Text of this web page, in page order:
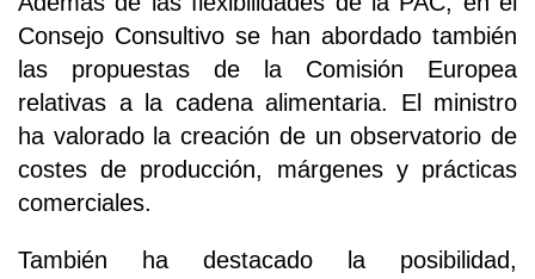
Consejo Consultivo se han abordado también
las propuestas de la Comisión Europea
relativas a la cadena alimentaria. El ministro
ha valorado la creación de un observatorio de
costes de producción, márgenes y prácticas
comerciales.
También ha destacado la posibilidad,